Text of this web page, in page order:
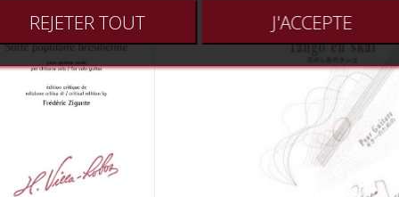
REJETER TOUT J'ACCEPTE